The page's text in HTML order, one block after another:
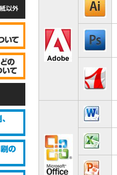
スタンドクリップ